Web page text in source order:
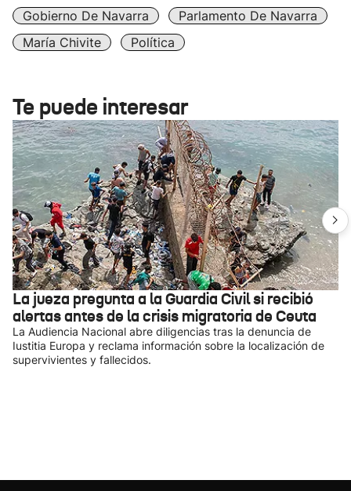
Gobierno De Navarra
Parlamento De Navarra
María Chivite
Política
Te puede interesar
La jueza pregunta a la Guardia Civil si recibió
alertas antes de la crisis migratoria de Ceuta
La Audiencia Nacional abre diligencias tras la denuncia de
Iustitia Europa y reclama información sobre la localización de
supervivientes y fallecidos.